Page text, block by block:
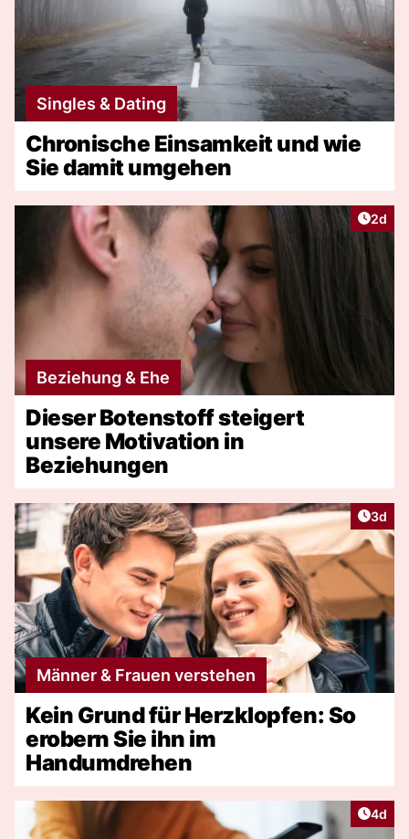
Singles & Dating
Chronische Einsamkeit und wie
Sie damit umgehen
2d
Beziehung & Ehe
Dieser Botenstoff steigert
unsere Motivation in
Beziehungen
3d
Männer & Frauen verstehen
Kein Grund für Herzklopfen: So
erobern Sie ihn im
Handumdrehen
4d